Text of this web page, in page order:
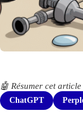
🤖 Résumer cet
ChatGPT